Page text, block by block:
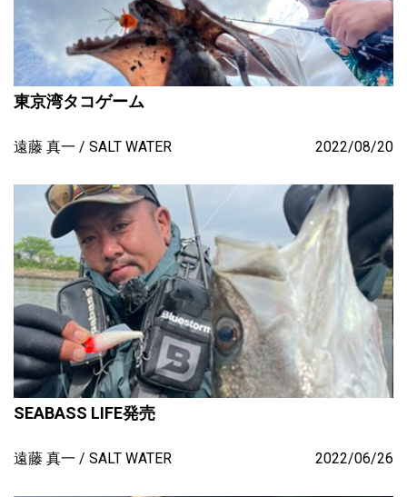
東京湾タコゲーム
遠藤 真一 SALT WATER 2022/08/20
SEABASS LIFE発売
遠藤 真一 SALT WATER 2022/06/26